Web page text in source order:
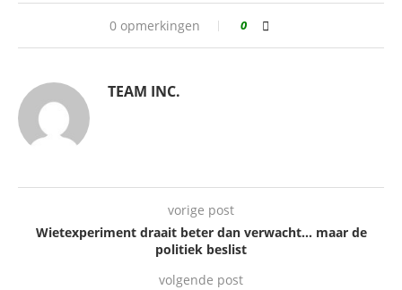
0 opmerkingen 0
TEAM INC.
vorige post
Wietexperiment draait beter dan verwacht… maar de
politiek beslist
volgende post